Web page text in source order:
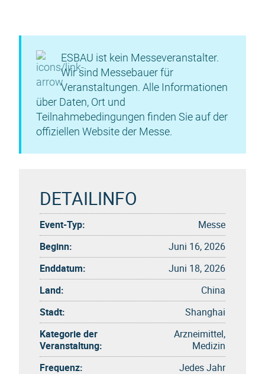
ESBAU ist kein Messeveranstalter.
Wir sind Messebauer für
Veranstaltungen. Alle Informationen
über Daten, Ort und
Teilnahmebedingungen finden Sie auf der
offiziellen Website der Messe.
DETAILINFO
Event-Typ:
Messe
Beginn:
Juni 16, 2026
Enddatum:
Juni 18, 2026
Land:
China
Stadt:
Shanghai
Kategorie der
Veranstaltung:
Arzneimittel,
Medizin
Frequenz:
Jedes Jahr